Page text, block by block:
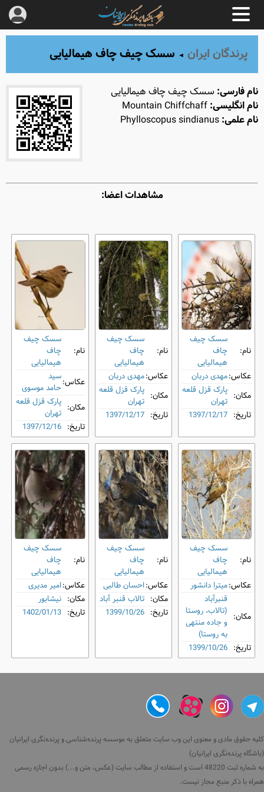
پرندگان ایران ◄ سسک چیف ‌چاف هیمالیایی
نام فارسی: سسک چیف ‌چاف هیمالیایی
نام انگلیسی:
نام علمی:
مشاهدات اعضا:
نام:
سسک چیف
‌چاف
هیمالیایی
عکاس:مهدی دربان
مکان: پارک قزل قلعه
تهران
تاریخ: 1397/12/17
نام:
سسک چیف
‌چاف
هیمالیایی
عکاس:مهدی دربان
مکان: پارک قزل قلعه
تهران
تاریخ: 1397/12/17
نام:
سسک چیف
‌چاف
هیمالیایی
عکاس:سید
حامد موسوی
مکان: پارک قزل قلعه
تهران
تاریخ: 1397/12/16
نام:
سسک چیف
‌چاف
هیمالیایی
عکاس:میترا دانشور
مکان:
قنبرآباد
(تالاب، روستا
و جاده منتهی
به روستا)
تاریخ: 1399/10/26
نام:
سسک چیف
‌چاف
هیمالیایی
عکاس:احسان طالبی
مکان: تالاب قنبر آباد
تاریخ: 1399/10/26
نام:
سسک چیف
‌چاف
هیمالیایی
عکاس:امیر مدیری
مکان: نیشابور
تاریخ: 1402/01/13
کلیه حقوق مادی و معنوی این وب سایت متعلق به موسسه پرنده‌شناسی و پرنده‌نگری ایرانیان
(باشگاه پرنده‌نگری ایرانیان)
به شماره ثبت 48220 است و استفاده از مطالب سایت (عکس، متن و...) بدون اجازه رسمی
همراه با ذکر منبع مجاز نیست.